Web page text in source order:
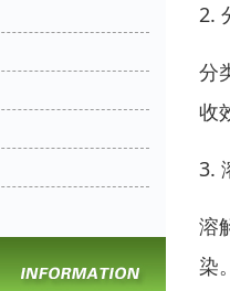
2.
分
收
3.
溶
染